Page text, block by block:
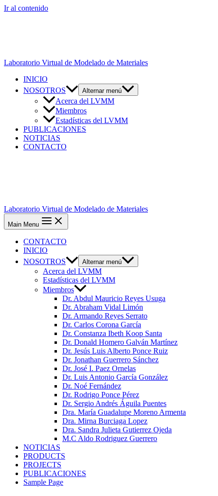
Ir al contenido
Laboratorio Virtual de Modelado de Materiales
INICIO
NOSOTROS
Alternar menú
Acerca del LVMM
Miembros
Estadísticas del LVMM
PUBLICACIONES
NOTICIAS
CONTACTO
Laboratorio Virtual de Modelado de Materiales
Main Menu
CONTACTO
INICIO
NOSOTROS
Alternar menú
Acerca del LVMM
Estadísticas del LVMM
Miembros
Dr. Abdul Mauricio Reyes Usuga
Dr. Abraham Vidal Limón
Dr. Armando Reyes Serrato
Dr. Carlos Corona García
Dr. Constanza Ibeth Koop Santa
Dr. Donald Homero Galván Martínez
Dr. Jesús Luis Alberto Ponce Ruiz
Dr. Jonathan Guerrero Sánchez
Dr. José I. Paez Ornelas
Dr. Luis Antonio García González
Dr. Noé Fernández
Dr. Rodrigo Ponce Pérez
Dr. Sergio Andrés Águila Puentes
Dra. María Guadalupe Moreno Armenta
Dra. Mirna Burciaga Lopez
Dra. Sandra Julieta Gutierrez Ojeda
M.C Aldo Rodriguez Guerrero
NOTICIAS
PRODUCTS
PROJECTS
PUBLICACIONES
Sample Page